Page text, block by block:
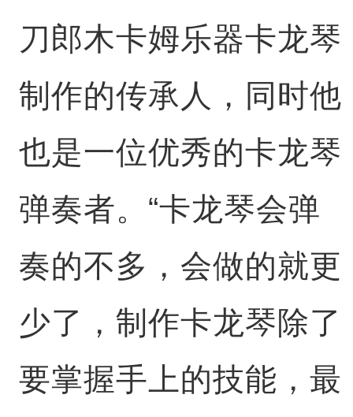
刀郎木卡姆乐器卡龙琴
制作的传承人，同时他
也是一位优秀的卡龙琴
弹奏者。“卡龙琴会弹
奏的不多，会做的就更
少了，制作卡龙琴除了
要掌握手上的技能，最